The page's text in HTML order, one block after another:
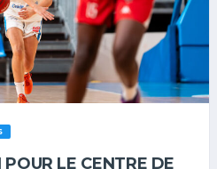
LE CENTRE DE